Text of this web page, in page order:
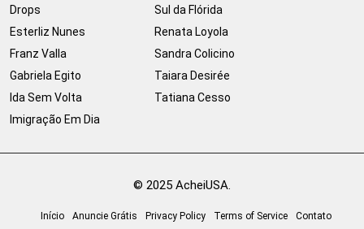
Drops
Esterliz Nunes
Franz Valla
Gabriela Egito
Ida Sem Volta
Imigração Em Dia
Sul da Flórida
Renata Loyola
Sandra Colicino
Taiara Desirée
Tatiana Cesso
© 2025 AcheiUSA.
Início Anuncie Grátis Privacy Policy Terms of Service Contato